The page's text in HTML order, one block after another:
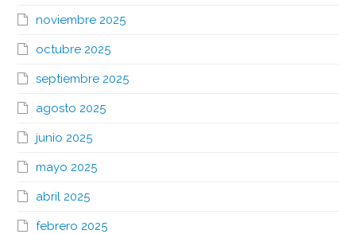
noviembre 2025
octubre 2025
septiembre 2025
agosto 2025
junio 2025
mayo 2025
abril 2025
febrero 2025